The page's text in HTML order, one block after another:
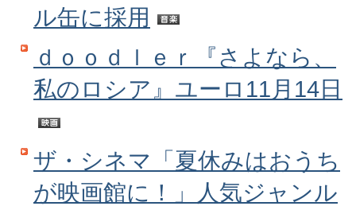
ル缶に採用
ｄｏｏｄｌｅｒ『さよなら、
私のロシア』ユーロ11月14日
ザ・シネマ「夏休みはおうち
が映画館に！」人気ジャンル